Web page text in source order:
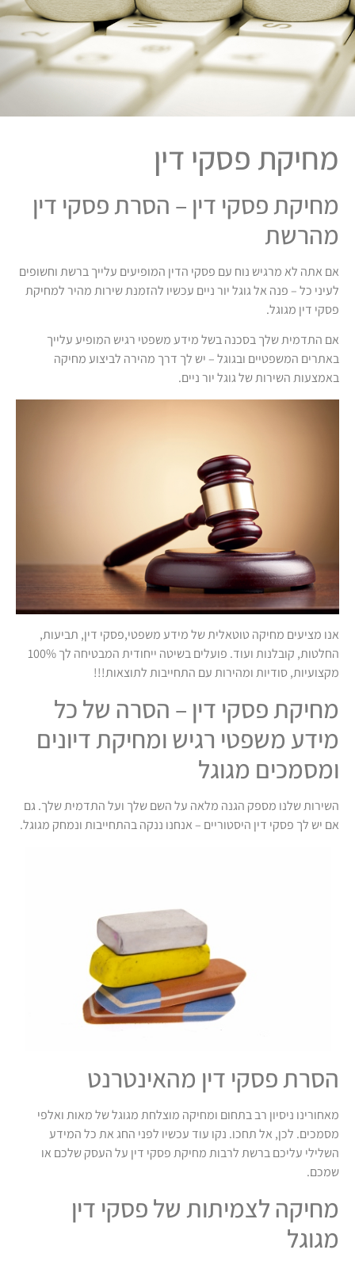
מחיקת פסקי דין
מחיקת פסקי דין – הסרת פסקי דין
מהרשת‏
אם אתה לא מרגיש נוח עם פסקי הדין המופיעים עלייך ברשת וחשופים
לעיני כל – פנה אל גוגל יור ניים עכשיו להזמנת שירות מהיר למחיקת
פסקי דין מגוגל.
אם התדמית שלך בסכנה בשל מידע משפטי רגיש המופיע עלייך
באתרים המשפטיים ובגוגל – יש לך דרך מהירה לביצוע מחיקה
באמצעות השירות של גוגל יור ניים.
אנו מציעים מחיקה טוטאלית של מידע משפטי,פסקי דין, תביעות,
החלטות, קובלנות ועוד. פועלים בשיטה ייחודית המבטיחה לך 100%
מקצועיות, סודיות ומהירות עם התחייבות לתוצאות!!!
מחיקת פסקי דין – הסרה של כל
מידע משפטי רגיש ומחיקת דיונים
ומסמכים מגוגל
השירות שלנו מספק הגנה מלאה על השם שלך ועל התדמית שלך. גם
אם יש לך פסקי דין היסטוריים – אנחנו ננקה בהתחייבות ונמחק מגוגל.
הסרת פסקי דין מהאינטרנט
מאחורינו ניסיון רב בתחום ומחיקה מוצלחת מגוגל של מאות ואלפי
מסמכים. לכן, אל תחכו. נקו עוד עכשיו לפני החג את כל המידע
השלילי עליכם ברשת לרבות מחיקת פסקי דין על העסק שלכם או
שמכם.
מחיקה לצמיתות של פסקי דין
מגוגל